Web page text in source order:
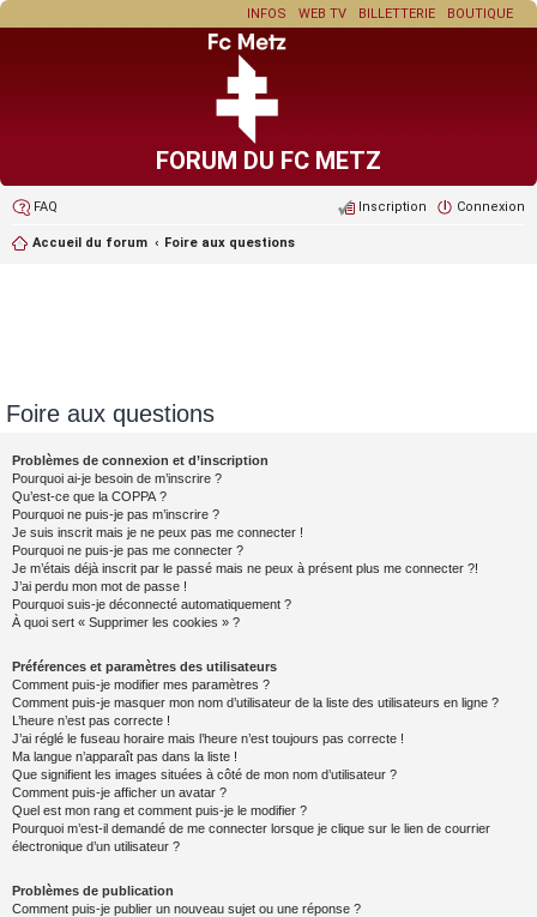
BOUTIQUE
BILLETTERIE
WEB TV
INFOS
FORUM DU FC METZ
FAQ Connexion
Inscription
Accueil du forum Foire aux questions
Foire aux questions
Problèmes de connexion et d’inscription
Pourquoi ai-je besoin de m’inscrire ?
Qu’est-ce que la COPPA ?
Pourquoi ne puis-je pas m’inscrire ?
Je suis inscrit mais je ne peux pas me connecter !
Pourquoi ne puis-je pas me connecter ?
Je m’étais déjà inscrit par le passé mais ne peux à présent plus me connecter ?!
J’ai perdu mon mot de passe !
Pourquoi suis-je déconnecté automatiquement ?
À quoi sert « Supprimer les cookies » ?
Préférences et paramètres des utilisateurs
Comment puis-je modifier mes paramètres ?
Comment puis-je masquer mon nom d’utilisateur de la liste des utilisateurs en ligne ?
L’heure n’est pas correcte !
J’ai réglé le fuseau horaire mais l’heure n’est toujours pas correcte !
Ma langue n’apparaît pas dans la liste !
Que signifient les images situées à côté de mon nom d’utilisateur ?
Comment puis-je afficher un avatar ?
Quel est mon rang et comment puis-je le modifier ?
Pourquoi m’est-il demandé de me connecter lorsque je clique sur le lien de courrier
électronique d’un utilisateur ?
Problèmes de publication
Comment puis-je publier un nouveau sujet ou une réponse ?